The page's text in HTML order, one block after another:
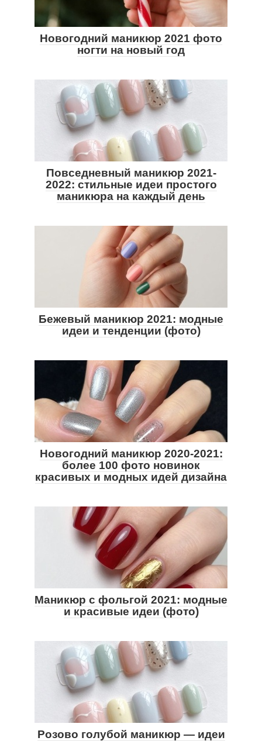
Новогодний маникюр 2021 фото
ногти на новый год
Повседневный маникюр 2021-
2022: стильные идеи простого
маникюра на каждый день
Бежевый маникюр 2021: модные
идеи и тенденции (фото)
Новогодний маникюр 2020-2021:
более 100 фото новинок
красивых и модных идей дизайна
Маникюр с фольгой 2021: модные
и красивые идеи (фото)
Розово голубой маникюр — идеи